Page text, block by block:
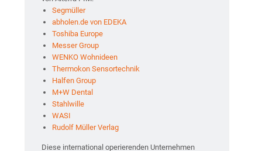
Segmüller
abholen.de von EDEKA
Toshiba Europe
Messer Group
WENKO Wohnideen
Thermokon Sensortechnik
Halfen Group
M+W Dental
Stahlwille
WASI
Rudolf Müller Verlag
Diese international operierenden Unternehmen